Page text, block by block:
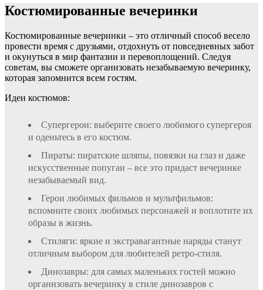
Костюмированные вечеринки
Костюмированные вечеринки – это отличный способ весело
провести время с друзьями, отдохнуть от повседневных забот
и окунуться в мир фантазии и перевоплощений. Следуя
советам, вы сможете организовать незабываемую вечеринку,
которая запомнится всем гостям.
Идеи костюмов:
Супергерои: выберите своего любимого супергероя
и оденьтесь в его костюм.
Пираты: пиратские шляпы, повязки на глаз и даже
искусственные попугаи – все это придаст вечеринке
незабываемый вид.
Герои любимых фильмов и мультфильмов:
вспомните своих любимых персонажей и воплотите их
образы в жизнь.
Стиляги: яркие и экстравагантные наряды станут
отличным выбором для любителей ретро-стиля.
Динозавры: для самых маленьких гостей можно
организовать вечеринку в стиле динозавров с